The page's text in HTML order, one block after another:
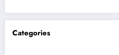
Categories